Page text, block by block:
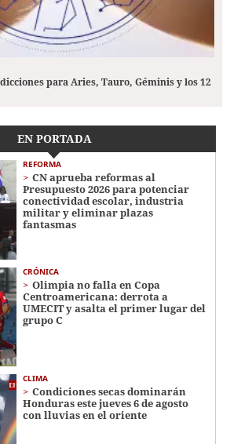
para Aries, Tauro, Géminis y los 12
EN PORTADA
REFORMA
CN aprueba reformas al
Presupuesto 2026 para potenciar
conectividad escolar, industria
militar y eliminar plazas
fantasmas
CRÓNICA
Olimpia no falla en Copa
Centroamericana: derrota a
UMECIT y asalta el primer lugar del
grupo C
CLIMA
Condiciones secas dominarán
Honduras este jueves 6 de agosto
con lluvias en el oriente